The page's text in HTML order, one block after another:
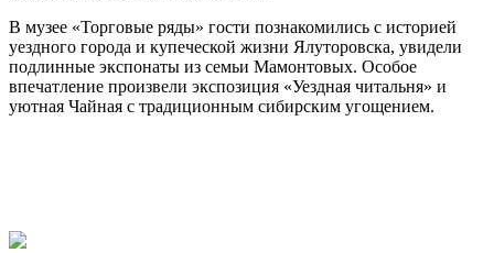
В музее «Торговые ряды» гости познакомились с историей
уездного города и купеческой жизни Ялуторовска, увидели
подлинные экспонаты из семьи Мамонтовых. Особое
впечатление произвели экспозиция «Уездная читальня» и
уютная Чайная с традиционным сибирским угощением.